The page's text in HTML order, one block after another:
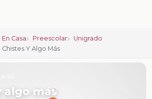
Casa Preescolar
Unigrado
Chistes Y Algo Más
algo más